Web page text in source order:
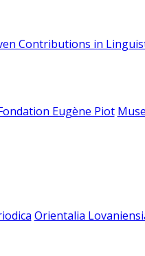
Contributions in
Eugène Piot
Orientalia